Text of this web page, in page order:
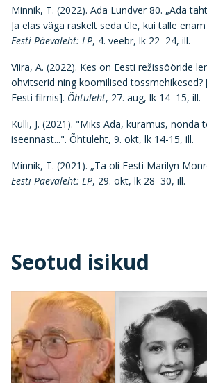
Minnik, T. (2022). Ada Lundver 80. „Ada
Ja elas väga raskelt seda üle, kui talle
Eesti Päevaleht: LP, 4. veebr, lk 22–24, ill.
Viira, A. (2022). Kes on Eesti režissööride
ohvitserid ning koomilised
Eesti filmis]. Õhtuleht, 27. aug, lk 14–15, ill.
Kulli, J. (2021). "Miks Ada, kuramus, nõnda
iseennast...". Õhtuleht, 9. okt, lk 14-15, ill.
Minnik, T. (2021). „Ta oli Eesti Marilyn
Eesti Päevaleht: LP, 29. okt, lk 28–30, ill.
Seotud isikud